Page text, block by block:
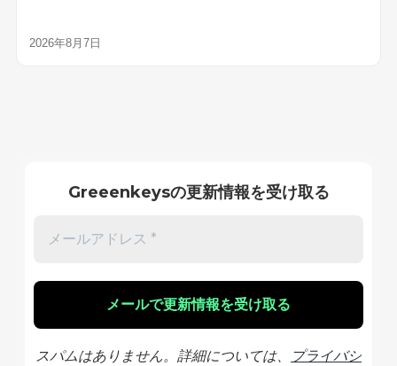
2026年8月7日
Greeenkeysの更新情報を受け取る
スパムはありません。詳細については、
プライバシ